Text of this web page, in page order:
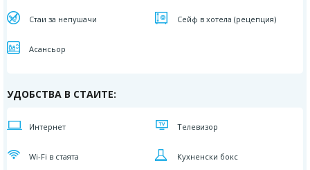
Стаи за непушачи Сейф в хотела (рецепция)
Асансьор
УДОБСТВА В СТАИТЕ:
Интернет Телевизор
Wi-Fi в стаята Кухненски бокс